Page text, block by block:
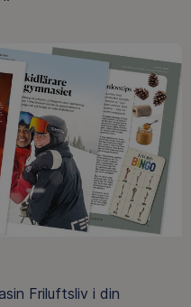
Friluftsliv i din